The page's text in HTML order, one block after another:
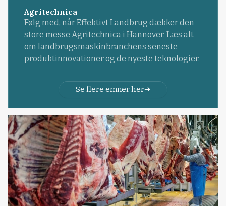
Agritechnica
Følg med, når Effektivt Landbrug dækker den
store messe Agritechnica i Hannover. Læs alt
om landbrugsmaskinbranchens seneste
produktinnovationer og de nyeste teknologier.
Se flere emner her